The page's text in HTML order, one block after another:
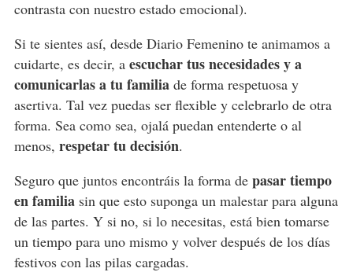
contrasta con nuestro estado emocional).
Si te sientes así, desde Diario Femenino te animamos a
cuidarte, es decir, a escuchar tus necesidades y a
comunicarlas a tu familiade forma respetuosa y
asertiva. Tal vez puedas ser flexible y celebrarlo de otra
forma. Sea como sea, ojalá puedan entenderte o al
menos, respetar tu decisión.
Seguro que juntos encontráis la forma de pasar tiempo
en familiasin que esto suponga un malestar para alguna
de las partes. Y si no, si lo necesitas, está bien tomarse
un tiempo para uno mismo y volver después de los días
festivos con las pilas cargadas.